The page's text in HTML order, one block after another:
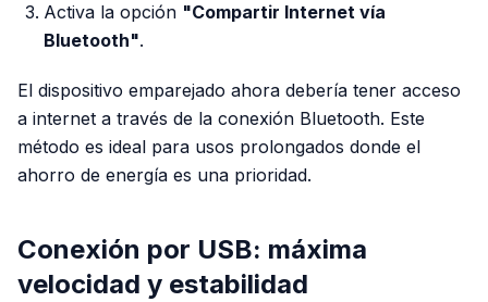
Activa la opción "Compartir Internet vía
Bluetooth".
El dispositivo emparejado ahora debería tener acceso
a internet a través de la conexión Bluetooth. Este
método es ideal para usos prolongados donde el
ahorro de energía es una prioridad.
Conexión por USB: máxima
velocidad y estabilidad